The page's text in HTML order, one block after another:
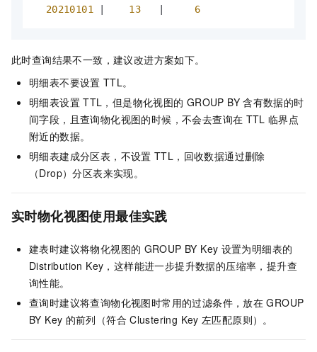
20210101
13 6
此时查询结果不一致，建议改进方案如下。
明细表不要设置 TTL。
明细表设置 TTL，但是物化视图的 GROUP BY 含有数据的时
间字段，且查询物化视图的时候，不会去查询在 TTL 临界点
附近的数据。
明细表建成分区表，不设置 TTL，回收数据通过删除
（Drop）分区表来实现。
实时物化视图使用最佳实践
建表时建议将物化视图的 GROUP BY Key 设置为明细表的
Distribution Key，这样能进一步提升数据的压缩率，提升查
询性能。
查询时建议将查询物化视图时常用的过滤条件，放在 GROUP
BY Key 的前列（符合 Clustering Key 左匹配原则）。